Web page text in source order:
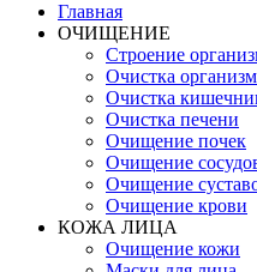
Главная
ОЧИЩЕНИЕ
Строение
Очистка
Очистка
Очистка печени
Очищение почек
Очищение
Очищение
Очищение крови
КОЖА ЛИЦА
Очищение кожи